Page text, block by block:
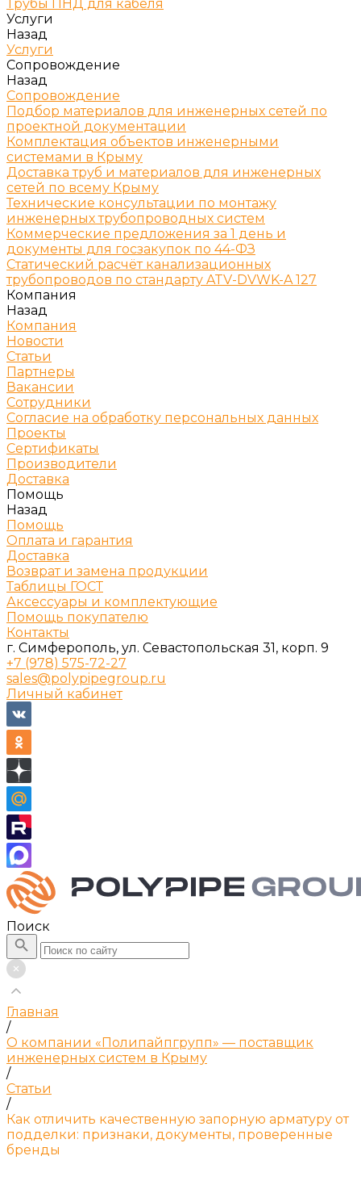
Трубы ПНД для кабеля
Услуги
Назад
Услуги
Сопровождение
Назад
Сопровождение
Подбор материалов для инженерных сетей по
проектной документации
Комплектация объектов инженерными
системами в Крыму
Доставка труб и материалов для инженерных
сетей по всему Крыму
Технические консультации по монтажу
инженерных трубопроводных систем
Коммерческие предложения за 1 день и
документы для госзакупок по 44-ФЗ
Статический расчёт канализационных
трубопроводов по стандарту ATV-DVWK-A 127
Компания
Назад
Компания
Новости
Статьи
Партнеры
Вакансии
Сотрудники
Согласие на обработку персональных данных
Проекты
Сертификаты
Производители
Доставка
Помощь
Назад
Помощь
Оплата и гарантия
Доставка
Возврат и замена продукции
Таблицы ГОСТ
Аксессуары и комплектующие
Помощь покупателю
Контакты
г. Симферополь, ул. Севастопольская 31, корп. 9
+7 (978) 575-72-27
sales@polypipegroup.ru
Личный кабинет
Поиск
Главная
/
О компании «Полипайпгрупп» — поставщик
инженерных систем в Крыму
/
Статьи
/
Как отличить качественную запорную арматуру от
подделки: признаки, документы, проверенные
бренды